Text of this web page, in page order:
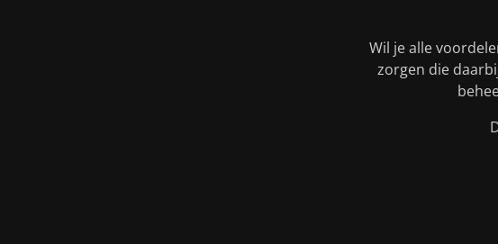
Wil je alle
zorgen die